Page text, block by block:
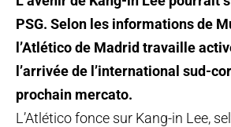
PSG. Selon les informations de
l’Atlético de Madrid travaille
l’arrivée de l’international sud-
prochain mercato.
L’Atlético fonce sur Kang-in Lee,